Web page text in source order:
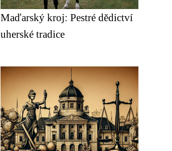
Maďarský kroj: Pestré dědictví
uherské tradice